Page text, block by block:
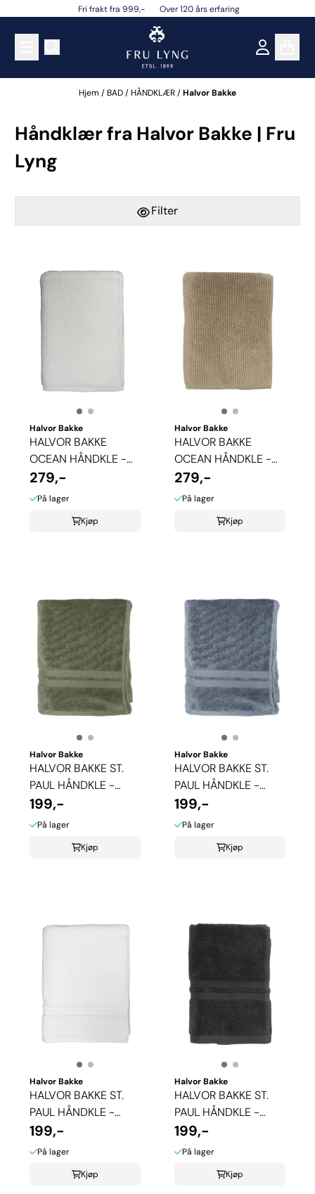
Hopp til innholdFri frakt fra 999,- Over 120 års erfaring
Hjem /BAD/HÅNDKLÆR/Halvor Bakke
Håndklær fra Halvor Bakke | Fru
Lyng
Filter
Halvor Bakke
HALVOR BAKKE
OCEAN HÅNDKLE -
HVIT
279,-
På lager
Kjøp
Halvor Bakke
HALVOR BAKKE
OCEAN HÅNDKLE -
PURE CASHMERE
279,-
På lager
Kjøp
Halvor Bakke
HALVOR BAKKE ST.
PAUL HÅNDKLE -
STØVGRØNN
199,-
På lager
Kjøp
Halvor Bakke
HALVOR BAKKE ST.
PAUL HÅNDKLE -
STØVBLÅ
199,-
På lager
Kjøp
Halvor Bakke
HALVOR BAKKE ST.
PAUL HÅNDKLE -
HVIT
199,-
På lager
Kjøp
Halvor Bakke
HALVOR BAKKE ST.
PAUL HÅNDKLE -
ANTRASITT
199,-
På lager
Kjøp